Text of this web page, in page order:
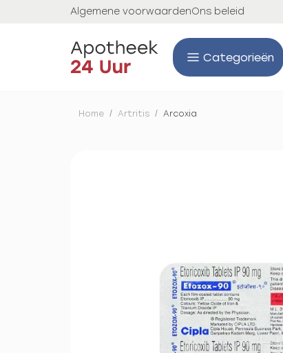
Algemene voorwaardenOns beleid
Categorieën
Home / Artritis / Arcoxia